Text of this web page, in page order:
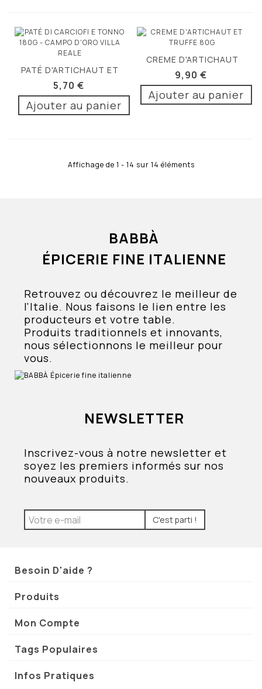
PATÉ D'ARTICHAUT ET
THON 180G
5,70 €
Ajouter au panier
CREME D'ARTICHAUT
ET TRUFFE...
9,90 €
Ajouter au panier
Affichage de 1 - 14 sur 14 éléments
BABBÀ
ÉPICERIE FINE ITALIENNE
Retrouvez ou découvrez le meilleur de
l'Italie. Nous faisons le lien entre les
producteurs et votre table.
Produits traditionnels et innovants,
nous sélectionnons le meilleur pour
vous.
NEWSLETTER
Inscrivez-vous à notre newsletter et
soyez les premiers informés sur nos
nouveaux produits.
C'est parti !
Besoin D'aide ?
Produits
Mon Compte
Tags Populaires
Infos Pratiques